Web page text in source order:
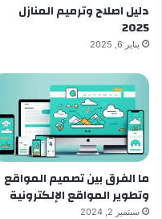
دليل اصلاح وترميم المنازل
2025
يناير 6, 2025
ما الفرق بين تصميم المواقع
وتطوير المواقع الإلكترونية
سبتمبر 2, 2024